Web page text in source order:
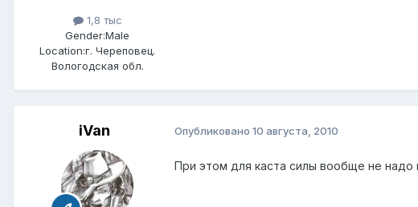
1,8 тыс
Gender:Male
Location:г. Череповец.
Вологодская обл.
iVan Опубликовано 10 августа, 2010
При этом для каста силы вообще не надо